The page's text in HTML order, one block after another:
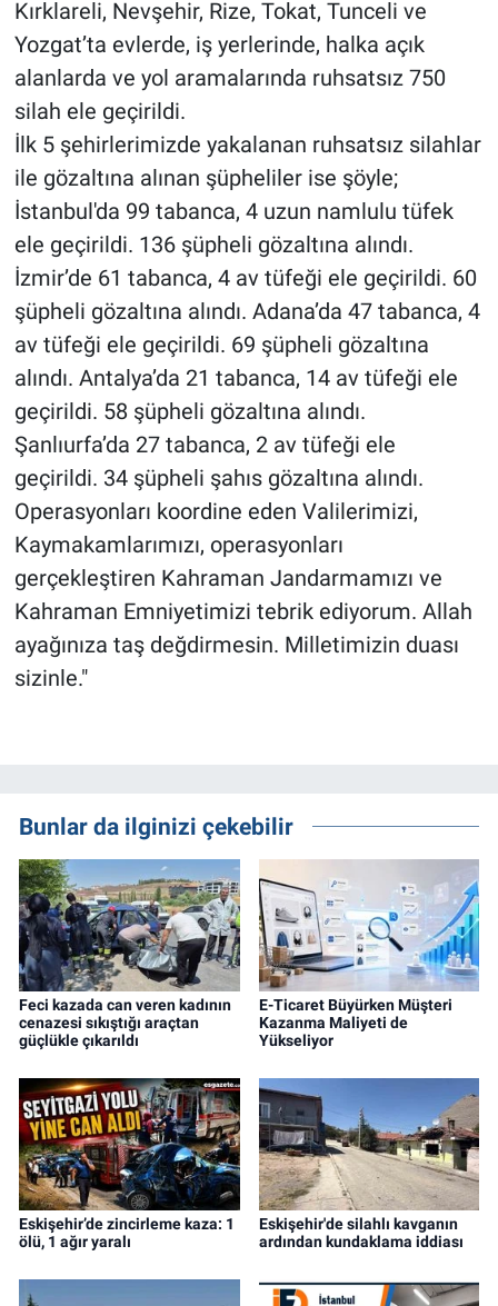
Kırklareli, Nevşehir, Rize, Tokat, Tunceli ve
Yozgat’ta evlerde, iş yerlerinde, halka açık
alanlarda ve yol aramalarında ruhsatsız 750
silah ele geçirildi.
İlk 5 şehirlerimizde yakalanan ruhsatsız silahlar
ile gözaltına alınan şüpheliler ise şöyle;
İstanbul'da 99 tabanca, 4 uzun namlulu tüfek
ele geçirildi. 136 şüpheli gözaltına alındı.
İzmir’de 61 tabanca, 4 av tüfeği ele geçirildi. 60
şüpheli gözaltına alındı. Adana’da 47 tabanca, 4
av tüfeği ele geçirildi. 69 şüpheli gözaltına
alındı. Antalya’da 21 tabanca, 14 av tüfeği ele
geçirildi. 58 şüpheli gözaltına alındı.
Şanlıurfa’da 27 tabanca, 2 av tüfeği ele
geçirildi. 34 şüpheli şahıs gözaltına alındı.
Operasyonları koordine eden Valilerimizi,
Kaymakamlarımızı, operasyonları
gerçekleştiren Kahraman Jandarmamızı ve
Kahraman Emniyetimizi tebrik ediyorum. Allah
ayağınıza taş değdirmesin. Milletimizin duası
sizinle."
Bunlar da ilginizi çekebilir
Feci kazada can veren kadının
cenazesi sıkıştığı araçtan
güçlükle çıkarıldı
E-Ticaret Büyürken Müşteri
Kazanma Maliyeti de
Yükseliyor
Eskişehir’de zincirleme kaza: 1
ölü, 1 ağır yaralı
Eskişehir'de silahlı kavganın
ardından kundaklama iddiası